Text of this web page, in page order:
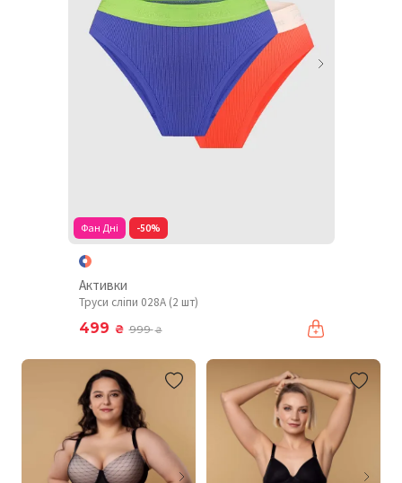
Фан Дні -50%
Активки
Труси сліпи 028A (2 шт)
499 ₴ 999₴